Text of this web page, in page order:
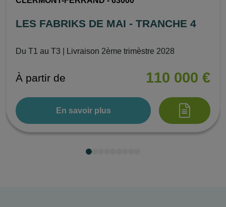
LES FABRIKS DE MAI - TRANCHE 4
Du T1 au T3 | Livraison 2ème trimèstre 2028
À partir de 110 000 €
En savoir plus